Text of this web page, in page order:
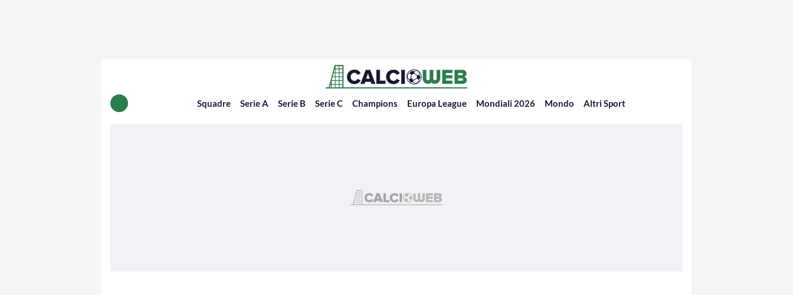
Squadre Serie A Serie B Serie C Champions Europa League Mondiali 2026 Mondo Altri Sport